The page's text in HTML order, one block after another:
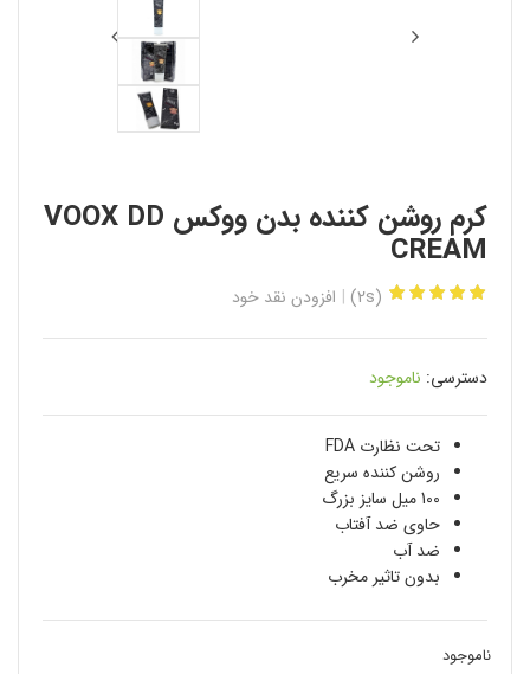
کرم روشن کننده بدن ووکس VOOX DD
CREAM
(2s) افزودن نقد خود
دسترسی: ناموجود
تحت نظارت FDA
روشن کننده سریع
100 میل سایز بزرگ
حاوی ضد آفتاب
ضد آب
بدون تاثیر مخرب
ناموجود